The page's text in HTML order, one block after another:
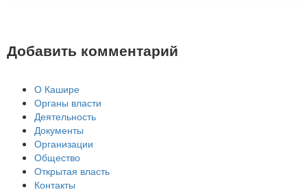
Добавить комментарий
О Кашире
Органы власти
Деятельность
Документы
Организации
Общество
Открытая власть
Контакты